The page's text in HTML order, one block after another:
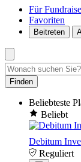
Für
Favoriten
Beitreten
Finden
Beliebteste
Beliebt
Debitum
Reguliert